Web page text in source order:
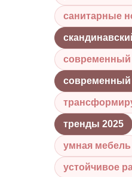
санитарные
современный
современный
тренды 2025
умная мебель
устойчивое